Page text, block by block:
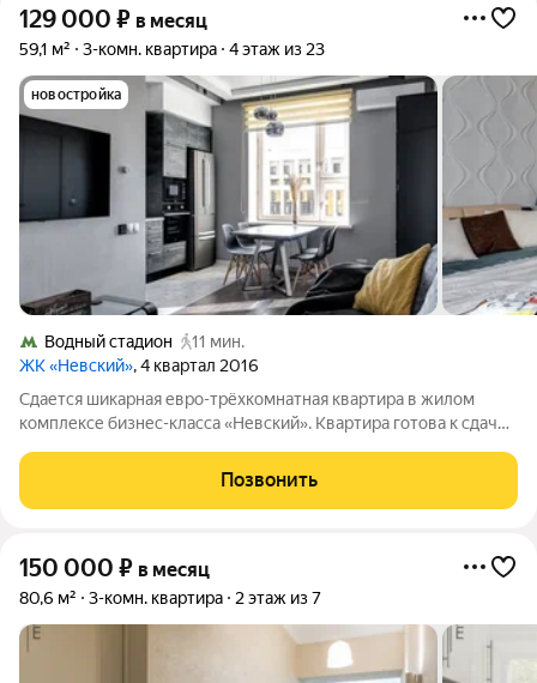
129 000 ₽ в месяц
59,1 м² 3-комн. квартира 4 этаж из 23
новостройка
Водный стадион
11 мин.
ЖК «Невский», 4 квартал 2016
Сдается шикарная евро-трёхкомнатная квартира в жилом
комплексе бизнес-класса «Невский». Квартира готова к сдаче
кухня-гостиная, 2 сан.узла. Квартира меблирована и
оборудована всей
Позвонить
150 000 ₽ в месяц
80,6 м² 3-комн. квартира 2 этаж из 7